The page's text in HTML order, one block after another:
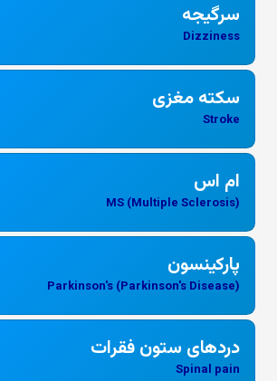
سرگیجه
Dizziness
سکته مغزی
Stroke
ام اس
MS (Multiple Sclerosis)
پارکینسون
Parkinson's (Parkinson's Disease)
دردهای ستون فقرات
Spinal pain